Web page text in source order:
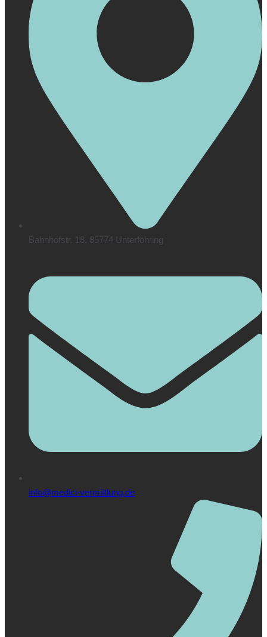
Bahnhofstr. 18, 85774 Unterföhring
info@medici-vermittlung.de